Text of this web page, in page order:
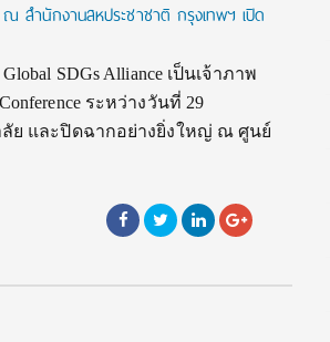
สำนักงานสหประชาชาติ กรุงเทพฯ เปิด
SDGs Alliance เป็นเจ้าภาพ
ระหว่างวันที่ 29
ย และปิดฉากอย่างยิ่งใหญ่ ณ ศูนย์